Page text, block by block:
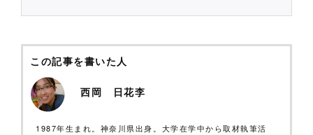
この記事を書いた人
西岡 日花李
1987年生まれ。神奈川県出身。大学在学中から取材執筆活